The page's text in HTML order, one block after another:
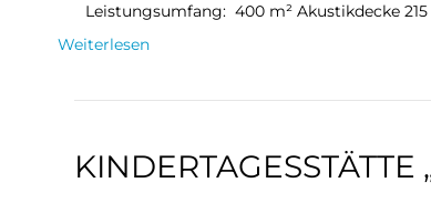
Leistungsumfang: 400 m² Akustikdecke
Weiterlesen
KINDERTAGESSTÄTTE